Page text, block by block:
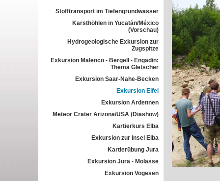
Stofftransport im Tiefengrundwasser
Karsthöhlen in Yucatán/México
(Vorschau)
Hydrogeologische Exkursion zur
Zugspitze
Exkursion Malenco - Bergell - Engadin:
Thema Gletscher
Exkursion Saar-Nahe-Becken
Exkursion Eifel
Exkursion Ardennen
Meteor Crater Arizona/USA (Diashow)
Kartierkurs Elba
Exkursion zur Insel Elba
Kartierübung Jura
Exkursion Jura - Molasse
Exkursion Vogesen